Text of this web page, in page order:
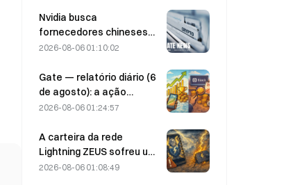
Nvidia busca
fornecedores chineses
de estações-base de IA
rede 6G
2026-08-06 01:10:02
Gate — relatório diário (6
de agosto): a ação
preferencial STRC da
força; a Block eleva sua
previsão de resultados
para todo o ano de 2026
2026-08-06 01:24:57
A carteira da rede
Lightning ZEUS sofreu um
ataque e está
2026-08-06 01:08:49